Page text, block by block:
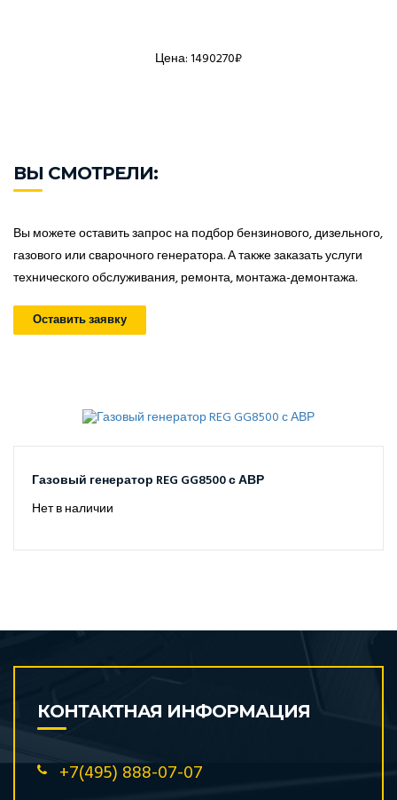
Цена: 1490270₽
ВЫ СМОТРЕЛИ:
Вы можете оставить запрос на подбор бензинового, дизельного,
газового или сварочного генератора. А также заказать услуги
технического обслуживания, ремонта, монтажа-демонтажа.
Оставить заявку
Газовый генератор REG GG8500 с АВР
Нет в наличии
КОНТАКТНАЯ ИНФОРМАЦИЯ
+7(495) 888-07-07